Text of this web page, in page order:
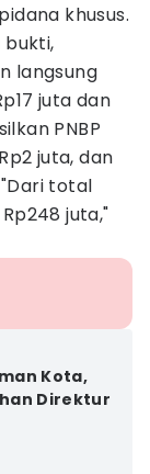
khusus.
langsung
juta dan
PNBP
juta, dan
total
juta,"
Kota,
Direktur